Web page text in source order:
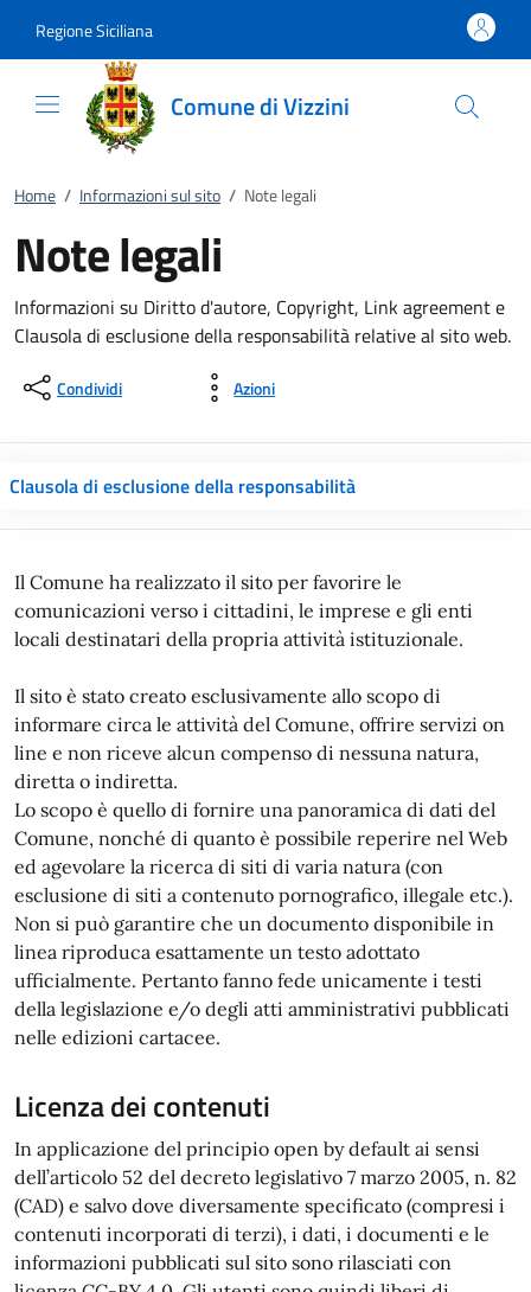
Regione Siciliana
Comune di Vizzini
Home / Informazioni sul sito / Note legali
Note legali
Informazioni su Diritto d'autore, Copyright, Link agreement e
Clausola di esclusione della responsabilità relative al sito web.
Condividi Azioni
Clausola di esclusione della responsabilità
Il Comune ha realizzato il sito per favorire le
comunicazioni verso i cittadini, le imprese e gli enti
locali destinatari della propria attività istituzionale.
Il sito è stato creato esclusivamente allo scopo di
informare circa le attività del Comune, offrire servizi on
line e non riceve alcun compenso di nessuna natura,
diretta o indiretta.
Lo scopo è quello di fornire una panoramica di dati del
Comune, nonché di quanto è possibile reperire nel Web
ed agevolare la ricerca di siti di varia natura (con
esclusione di siti a contenuto pornografico, illegale etc.).
Non si può garantire che un documento disponibile in
linea riproduca esattamente un testo adottato
ufficialmente. Pertanto fanno fede unicamente i testi
della legislazione e/o degli atti amministrativi pubblicati
nelle edizioni cartacee.
Licenza dei contenuti
In applicazione del principio open by default ai sensi
dell’articolo 52 del decreto legislativo 7 marzo 2005, n. 82
(CAD) e salvo dove diversamente specificato (compresi i
contenuti incorporati di terzi), i dati, i documenti e le
informazioni pubblicati sul sito sono rilasciati con